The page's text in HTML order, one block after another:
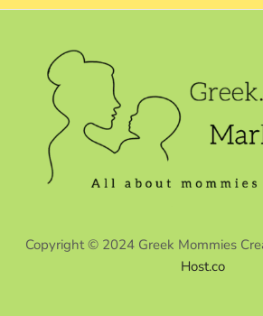
Copyright © 2024 Greek Mommies
Host.co